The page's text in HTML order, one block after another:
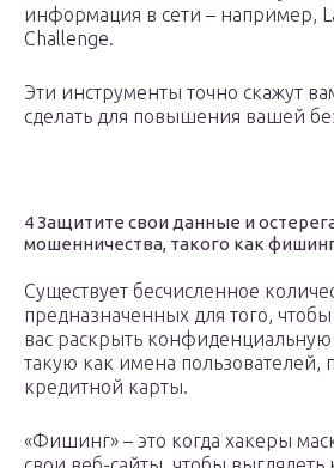
информация в сети – например,
Challenge.
Эти инструменты точно скажут
сделать для повышения вашей
4 Защитите свои данные и
мошенничества, такого как
Существует бесчисленное
предназначенных для того,
вас раскрыть
такую ​​как имена пользователей,
кредитной карты.
«Фишинг» – это когда хакеры